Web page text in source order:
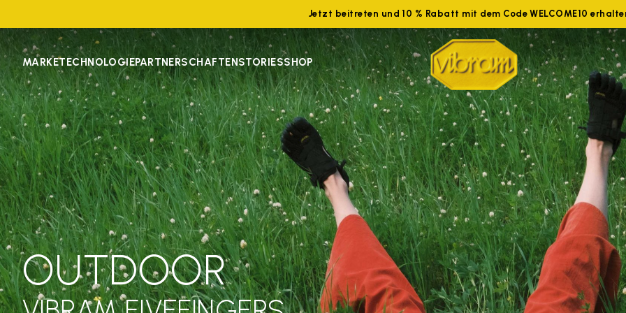
Jetzt beitreten und 10 % Rabatt mit dem Code WELCOME10
MARKETECHNOLOGIEPARTNERSCHAFTENSTORIESSHOP
OUTDOOR